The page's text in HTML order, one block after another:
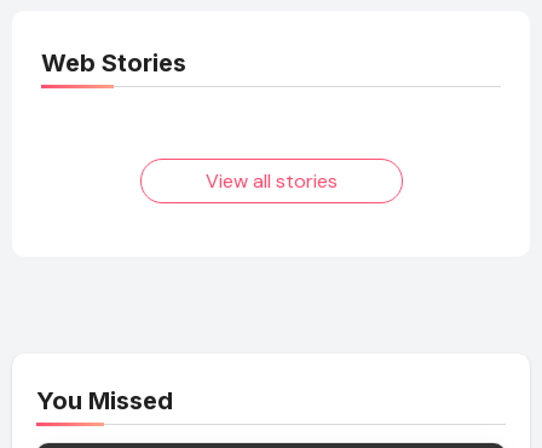
Web Stories
Elvish Yadav: एक
आम लड़के से यूट्यूबर
फिल्मों का जादू और उनका
View all stories
You Missed